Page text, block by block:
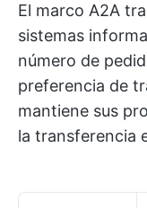
El marco A2A
sistemas
número de
preferencia de
mantiene sus
la transferencia